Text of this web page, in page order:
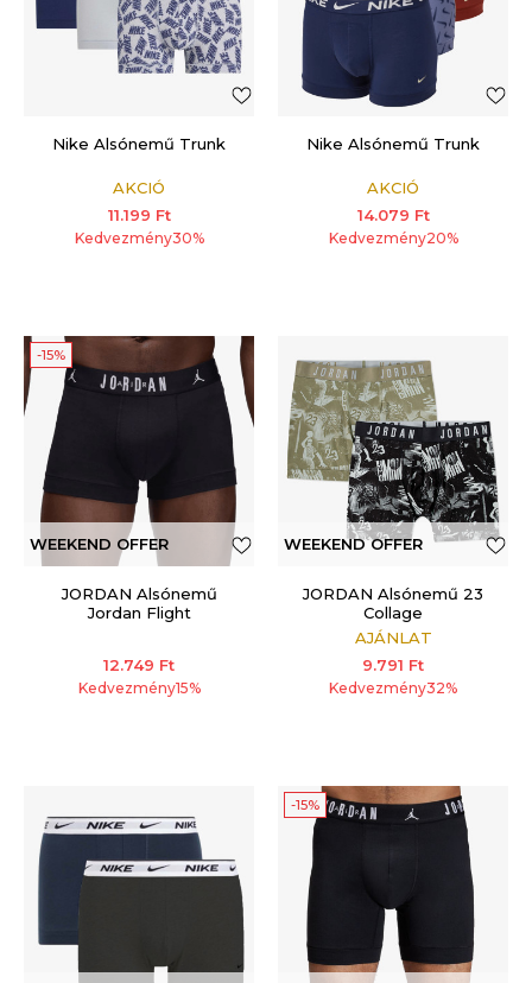
Nike Alsónemű Trunk
AKCIÓ
11.199 Ft
Kedvezmény30%
Nike Alsónemű Trunk
AKCIÓ
14.079 Ft
Kedvezmény20%
-15%
WEEKEND OFFER
JORDAN Alsónemű
Jordan Flight
12.749 Ft
Kedvezmény15%
WEEKEND OFFER
ADDITIONAL 15%
JORDAN Alsónemű 23
Collage
AJÁNLAT
9.791 Ft
Kedvezmény32%
-15%